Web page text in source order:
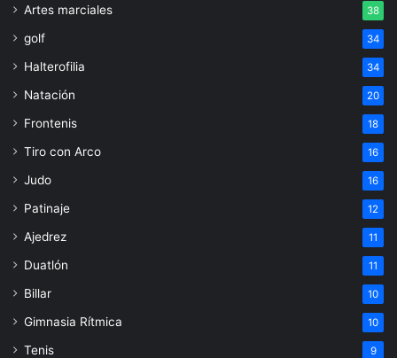
Artes marciales 38
golf 34
Halterofilia 34
Natación 20
Frontenis 18
Tiro con Arco 16
Judo 16
Patinaje 12
Ajedrez 11
Duatlón 11
Billar 10
Gimnasia Rítmica 10
Tenis 9